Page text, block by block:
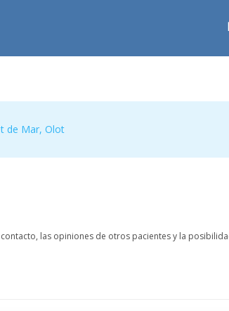
de Mar,Olot
las opiniones de otros pacientes y la